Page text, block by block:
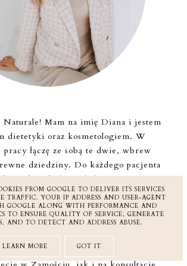
Mam na imię Diana i jestem
dietetyki oraz kosmetologiem. W
łączę ze sobą te dwie, wbrew
dziedziny. Do każdego pacjenta
indywidualnie i holistycznie. Staram
że nie tylko zabiegi i odpowiednia
także odpowiedni sposób żywienia i
są istotne, aby nasza skóra była
Zapraszam Cię do śledzenia mojego
społecznościowych oraz na wizytę w
FROM GOOGLE TO DELIVER ITS SERVICES
TRAFFIC. YOUR IP ADDRESS AND USER-AGENT
GOOGLE ALONG WITH PERFORMANCE AND
TO ENSURE QUALITY OF SERVICE, GENERATE
AND TO DETECT AND ADDRESS ABUSE.
LEARN MORE GOT IT